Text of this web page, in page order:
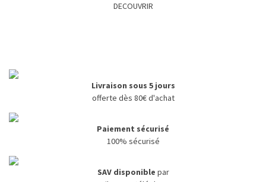
DECOUVRIR
Livraison sous 5 jours
offerte dès 80€ d'achat
Paiement sécurisé
100% sécurisé
SAV disponible par